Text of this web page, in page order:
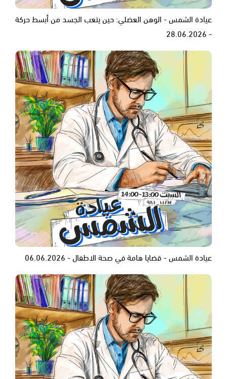
عيادة الشمس - الوهن العضلي: حين يتعب الجسد من أبسط حركة
- 28.06.2026
عيادة الشمس - قضايا هامة في صحة الاطفال - 06.06.2026